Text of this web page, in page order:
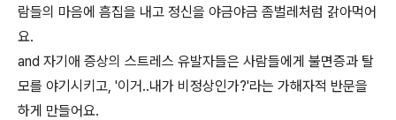
람들의 마음에 흠집을 내고 정신을 야금야금 좀벌레처럼 갉아먹어
요.
and 자기애 증상의 스트레스 유발자들은 사람들에게 불면증과 탈
모를 야기시키고, '이거..내가 비정상인가?'라는 가해자적 반문을
하게 만들어요.